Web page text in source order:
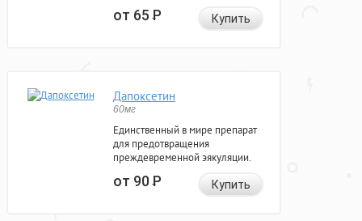
от 65Р Купить
Дапоксетин
60мг
Единственный в мире препарат
для предотвращения
преждевременной эякуляции.
от 90Р Купить